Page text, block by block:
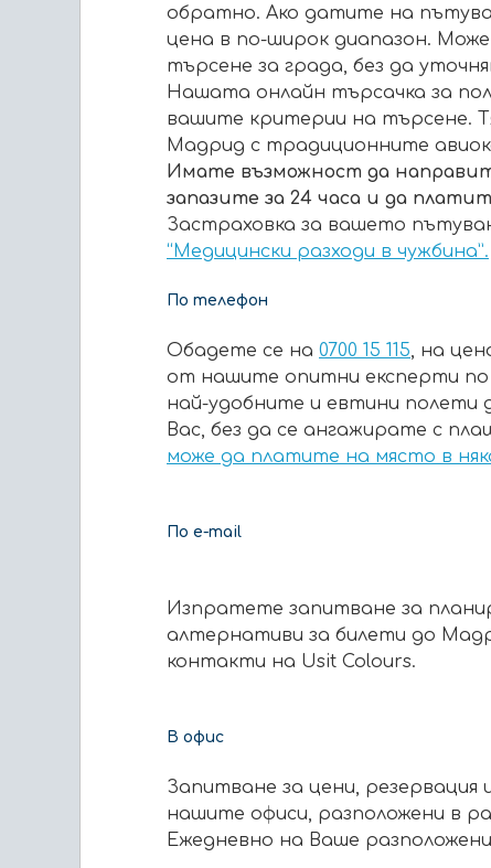
обратно. Ако датите на
цена в по-широк диапазон.
търсене за града, без да
Нашата онлайн търсачка за
вашите критерии на търсене.
Мадрид с традиционните
Имате възможност да
запазите за 24 часа и да
Застраховка за вашето
“Медицински разходи в чужбина”.
По телефон
Обадете се на 0700 15 115, на
от нашите опитни експерти по
най-удобните и евтини полети
Вас, без да се ангажирате с
може да платите на място в
По e-mail
Изпратете запитване за
алтернативи за билети до
контакти на Usit Colours.
В офис
Запитване за цени,
нашите офиси, разположени в
Ежедневно на Ваше